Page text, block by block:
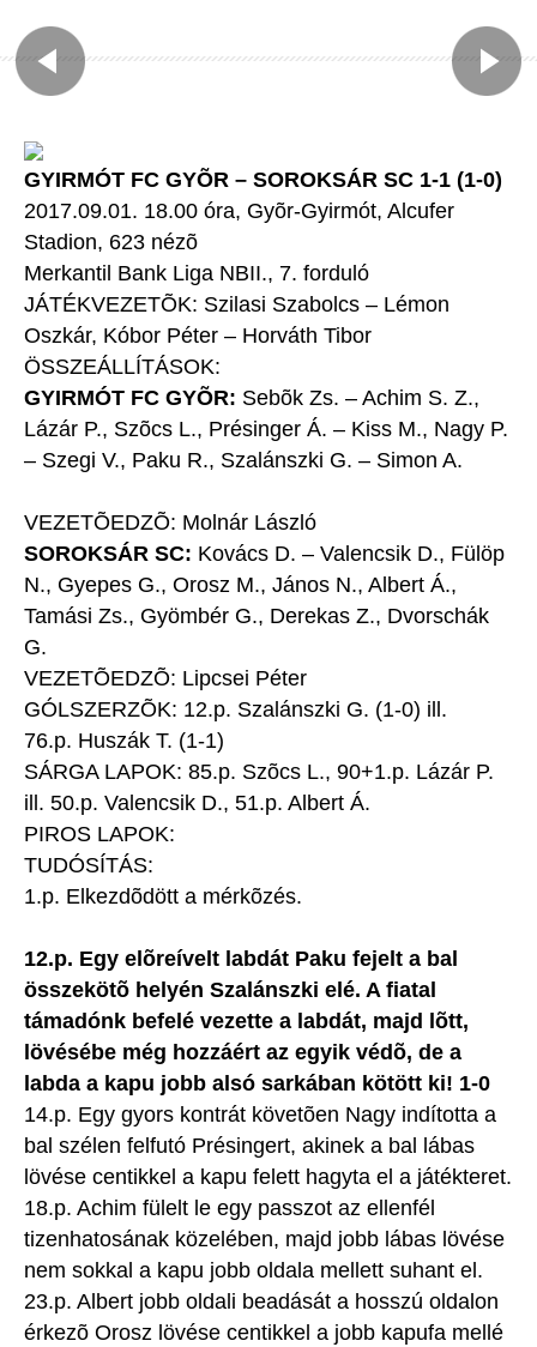
GYIRMÓT FC GYÕR – SOROKSÁR SC 1-1 (1-0)
2017.09.01. 18.00 óra, Gyõr-Gyirmót, Alcufer
Stadion, 623 nézõ
Merkantil Bank Liga NBII., 7. forduló
JÁTÉKVEZETÕK: Szilasi Szabolcs – Lémon
Oszkár, Kóbor Péter – Horváth Tibor
ÖSSZEÁLLÍTÁSOK:
GYIRMÓT FC GYÕR: Sebõk Zs. – Achim S. Z.,
Lázár P., Szõcs L., Présinger Á. – Kiss M., Nagy P.
– Szegi V., Paku R., Szalánszki G. – Simon A.
VEZETÕEDZÕ: Molnár László
SOROKSÁR SC: Kovács D. – Valencsik D., Fülöp
N., Gyepes G., Orosz M., János N., Albert Á.,
Tamási Zs., Gyömbér G., Derekas Z., Dvorschák
G.
VEZETÕEDZÕ: Lipcsei Péter
GÓLSZERZÕK: 12.p. Szalánszki G. (1-0) ill.
76.p. Huszák T. (1-1)
SÁRGA LAPOK: 85.p. Szõcs L., 90+1.p. Lázár P.
ill. 50.p. Valencsik D., 51.p. Albert Á.
PIROS LAPOK:
TUDÓSÍTÁS:
1.p. Elkezdõdött a mérkõzés.
12.p. Egy elõreívelt labdát Paku fejelt a bal
összekötõ helyén Szalánszki elé. A fiatal
támadónk befelé vezette a labdát, majd lõtt,
lövésébe még hozzáért az egyik védõ, de a
labda a kapu jobb alsó sarkában kötött ki! 1-0
14.p. Egy gyors kontrát követõen Nagy indította a
bal szélen felfutó Présingert, akinek a bal lábas
lövése centikkel a kapu felett hagyta el a játékteret.
18.p. Achim fülelt le egy passzot az ellenfél
tizenhatosának közelében, majd jobb lábas lövése
nem sokkal a kapu jobb oldala mellett suhant el.
23.p. Albert jobb oldali beadását a hosszú oldalon
érkezõ Orosz lövése centikkel a jobb kapufa mellé